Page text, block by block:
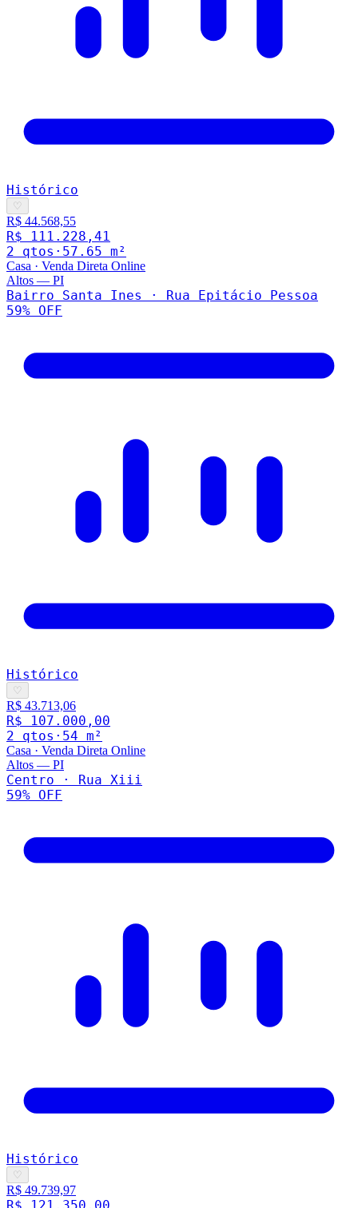
Histórico
♡
R$ 44.568,55
R$ 111.228,41
2 qtos · 57.65 m²
Casa · Venda Direta Online
Altos — PI
Bairro Santa Ines · Rua Epitácio Pessoa
59% OFF
Histórico
♡
R$ 43.713,06
R$ 107.000,00
2 qtos · 54 m²
Casa · Venda Direta Online
Altos — PI
Centro · Rua Xiii
59% OFF
Histórico
♡
R$ 49.739,97